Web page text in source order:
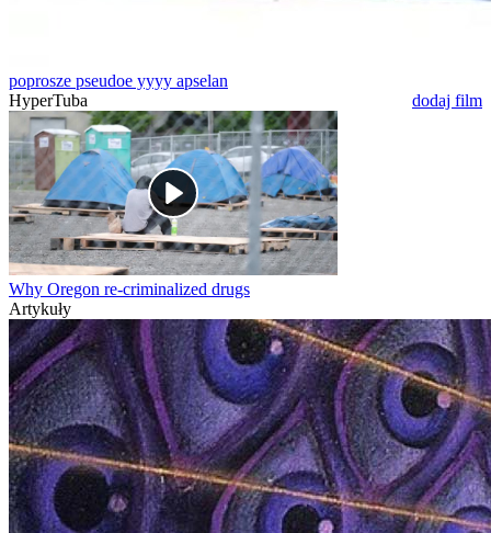
poprosze pseudoe yyyy apselan
HyperTuba
dodaj film
Why Oregon re-criminalized drugs
Artykuły